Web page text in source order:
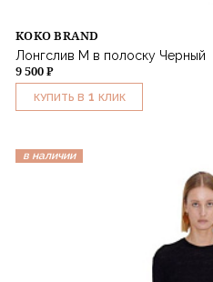
KOKO BRAND
Лонгслив M в полоску Черный
9 500 ₽
КУПИТЬ В 1 КЛИК
в наличии